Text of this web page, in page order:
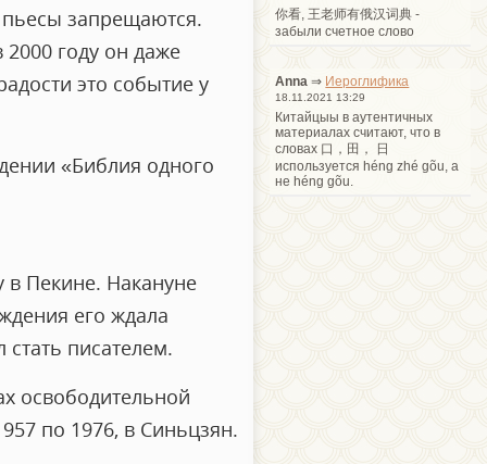
пьесы запрещаются.
году он даже
это событие у
«Библия одного
в Пекине. Накануне
его ждала
писателем.
освободительной
по 1976, в Синьцзян.
你看, 王老师有俄汉词典 -
забыли счетное слово
Anna ⇒ Иероглифика
18.11.2021 13:29
Китайцыы в аутентичных
материалах считают, что в
словах 口，田， 日
используется héng zhé gõu, а
не héng gõu.